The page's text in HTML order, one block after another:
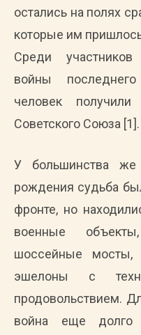
остались на полях
которые им
Среди участников
войны
человек
Советского Союза [1].
У большинства же
рождения судьба
фронте, но
военные
шоссейные мосты,
эшелоны с
продовольствием.
война еще долго